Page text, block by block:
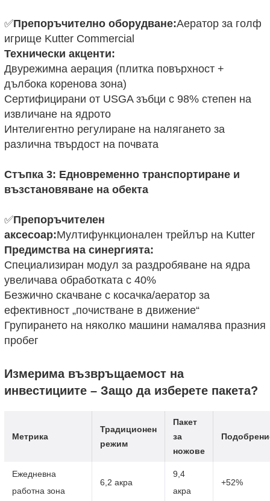
✅Препоръчително оборудване:Аератор за голф
игрище Kutter Commercial
Технически акценти:
Двурежимна аерация (плитка повърхност +
дълбока коренова зона)
Сертифицирани от USGA зъбци с 98% степен на
извличане на ядрото
Интелигентно регулиране на налягането за
различна твърдост на почвата
Стъпка 3: Едновременно транспортиране и
възстановяване на обекта
✅Препоръчителен
аксесоар:Мултифункционален трейлър на Kutter
Предимства на синергията:
Специализиран модул за раздробяване на ядра
увеличава обработката с 40%
Безжично скачване с косачка/аератор за
ефективност „почистване в движение“
Групирането на няколко машини намалява празния
пробег
Измерима възвръщаемост на
инвестициите – Защо да изберете пакета?
Метрика
Традиционен
режим
Пакет
за
ножове
Ежедневна
работна зона
6,2 акра
9,4
акра
+52%